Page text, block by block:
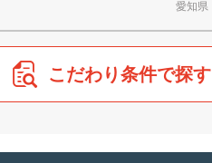
愛知県
こだわり条件で探す